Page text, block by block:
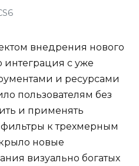
внедрения нового
интеграция с уже
и ресурсами
пользователям без
и применять
к трехмерным
новые
визуально богатых